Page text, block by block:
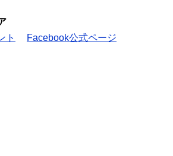
ト
Facebook公式ページ